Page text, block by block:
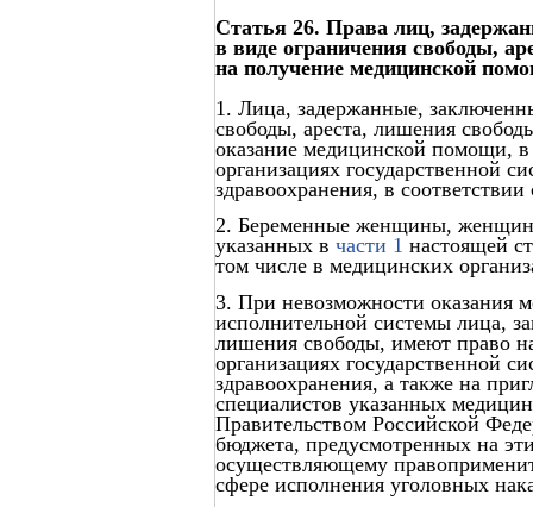
Статья 26. Права лиц,
в виде ограничения свободы,
на получение медицинской
1. Лица, задержанные,
свободы, ареста, лишения
оказание медицинской помощи,
организациях государственной
здравоохранения, в
2. Беременные женщины,
указанных в части 1 настоящей
том числе в медицинских
3. При невозможности оказания
исполнительной системы лица,
лишения свободы, имеют право
организациях государственной
здравоохранения, а также на
специалистов указанных
Правительством Российской
бюджета, предусмотренных на
осуществляющему
сфере исполнения уголовных